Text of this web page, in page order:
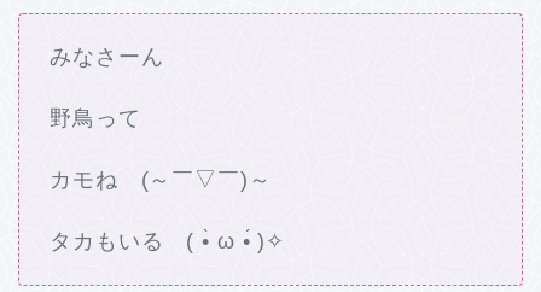
みなさーん
野鳥って
カモね (～￣▽￣)～
タカもいる ( •̀ ω •́ )✧